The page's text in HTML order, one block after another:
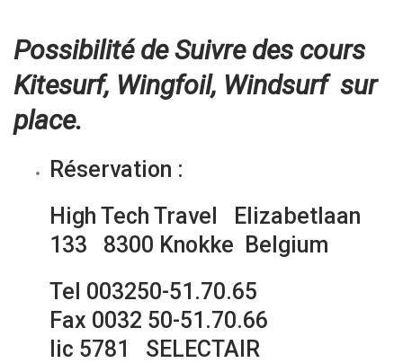
Possibilité de Suivre des cours
Kitesurf, Wingfoil, Windsurf sur
place.
Réservation :
High Tech Travel Elizabetlaan
133 8300 Knokke Belgium
Tel 003250-51.70.65
Fax 0032 50-51.70.66
lic 5781 SELECTAIR